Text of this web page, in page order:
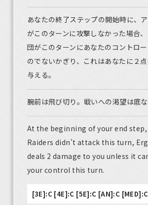
あなたの終了ステップの開始時に、
がこのターンに攻撃しなかった場合
団がこのターンにあなたのコントロ
のでないかぎり、これはあなたに２
与える。
腕前は飛び切り。戦いへの渇望は底な
At the beginning of your end step,
Raiders didn't attack this turn,
deals 2 damage to you unless it
your control this turn.
[3E]:C [4E]:C [5E]:C [AN]:C